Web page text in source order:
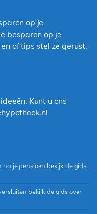
op je
besparen op je
of tips stel ze gerust.
Kunt u ons
na je pensioen bekijk de gids
bekijk de gids over